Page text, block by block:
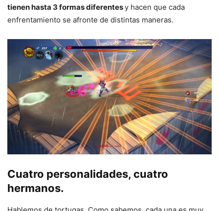
tienen hasta 3 formas diferentesy hacen que cada
enfrentamiento se afronte de distintas maneras.
Cuatro personalidades, cuatro
hermanos.